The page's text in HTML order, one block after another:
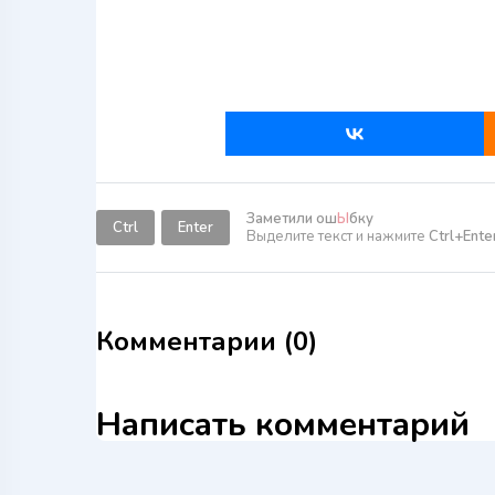
Ctrl Enter Заметили ошЫбку
Выделите текст и нажмите
Комментарии (0)
Написать комментарий